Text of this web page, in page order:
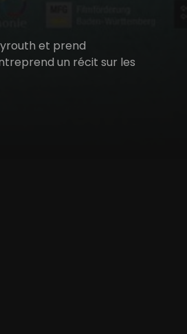
et prend
un récit sur les